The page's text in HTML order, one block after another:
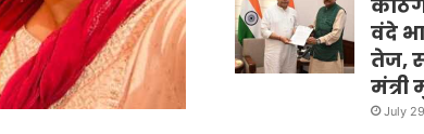
वंदे
तेज,
July